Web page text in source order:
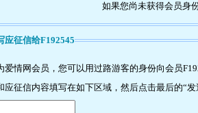
如果您尚未获得会员身
应征信给F192545
爱情网会员，您可以用过路游客的身份向会员
应征信内容填写在如下区域，然后点击最后的“